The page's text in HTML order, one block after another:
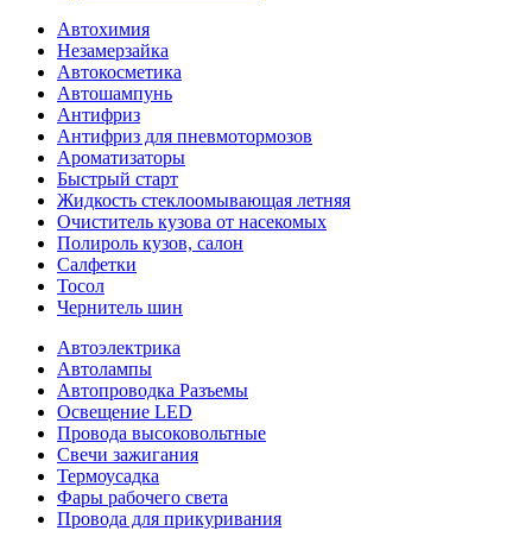
Автохимия
Незамерзайка
Автокосметика
Автошампунь
Антифриз
Антифриз для пневмотормозов
Ароматизаторы
Быстрый старт
Жидкость стеклоомывающая летняя
Очиститель кузова от насекомых
Полироль кузов, салон
Салфетки
Тосол
Чернитель шин
Автоэлектрика
Автолампы
Автопроводка Разъемы
Освещение LED
Провода высоковольтные
Свечи зажигания
Термоусадка
Фары рабочего света
Провода для прикуривания